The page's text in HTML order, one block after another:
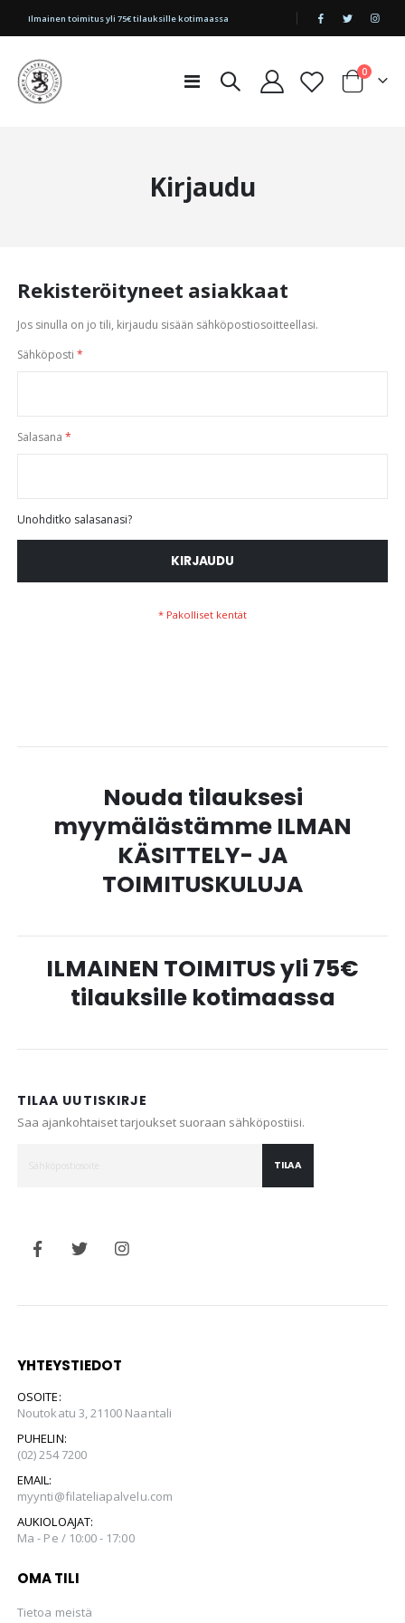
|
Ilmainen toimitus yli 75€ tilauksille kotimaassa
Toggle
Cart
0tuotetta
Kirjaudu
Rekisteröityneet asiakkaat
Jos sinulla on jo tili, kirjaudu sisään sähköpostiosoitteellasi.
Sähköposti
Salasana
Unohditko salasanasi?
KIRJAUDU
Nouda tilauksesi
myymälästämme ILMAN
KÄSITTELY- JA
TOIMITUSKULUJA
ILMAINEN TOIMITUS yli 75€
tilauksille kotimaassa
TILAA UUTISKIRJE
Saa ajankohtaiset tarjoukset suoraan sähköpostiisi.
TILAA
YHTEYSTIEDOT
OSOITE:
Noutokatu 3, 21100 Naantali
PUHELIN:
(02) 254 7200
EMAIL:
myynti@filateliapalvelu.com
AUKIOLOAJAT:
Ma - Pe / 10:00 - 17:00
OMA TILI
Tietoa meistä